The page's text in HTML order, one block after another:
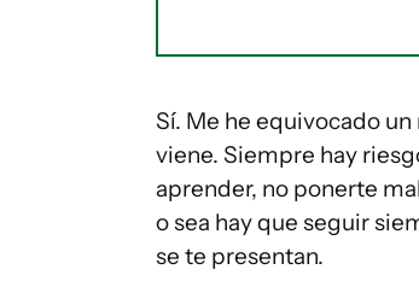
Sí. Me he equivocado
viene. Siempre hay
aprender, no ponerte
o sea hay que seguir
se te presentan.